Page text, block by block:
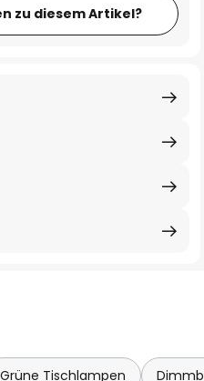
zu diesem Artikel?
Grüne Tischlampen